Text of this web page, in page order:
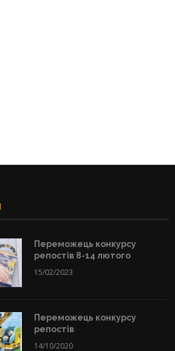
Переможець конкурсу
репостів 8-14 лютого
15/02/2023
Переможець конкурсу
репостів
14/10/2020